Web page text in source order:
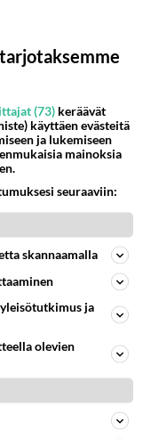
(73) keräävät
käyttäen evästeitä
ja lukemiseen
mainoksia
seuraaviin:
skannaamalla
ja
olevien